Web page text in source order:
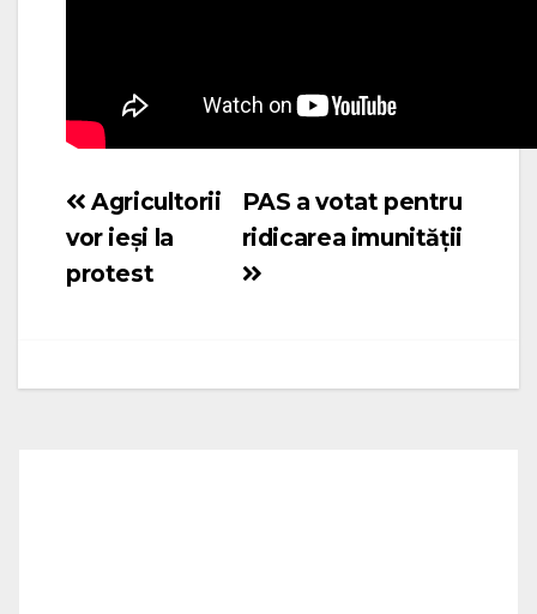
Navigare
în
PAS a votat pentru
ridicarea imunității
Agricultorii
vor ieși la
protest